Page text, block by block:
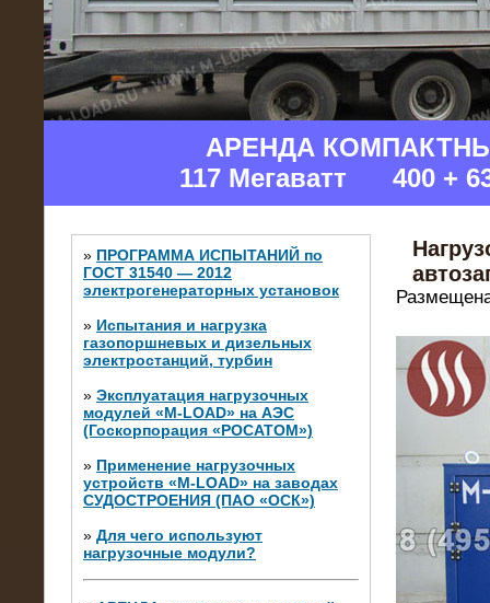
АРЕНДА
117 Мегаватт 400 +
» ПРОГРАММА ИСПЫТАНИЙ по
ГОСТ 31540 — 2012
электрогенераторных установок
» Испытания и нагрузка
газопоршневых и дизельных
электростанций, турбин
» Эксплуатация нагрузочных
модулей «M-LOAD» на АЭС
(Госкорпорация «РОСАТОМ»)
» Применение нагрузочных
устройств «M-LOAD» на заводах
СУДОСТРОЕНИЯ (ПАО «ОСК»)
» Для чего используют
нагрузочные модули?